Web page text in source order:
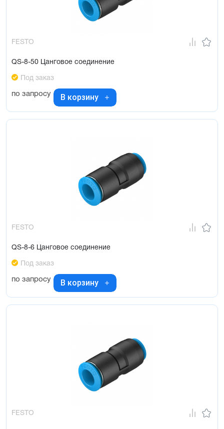
FESTO
QS-8-50 Цанговое соединение
Под заказ
по запросу В корзину
FESTO
QS-8-6 Цанговое соединение
Под заказ
по запросу В корзину
FESTO